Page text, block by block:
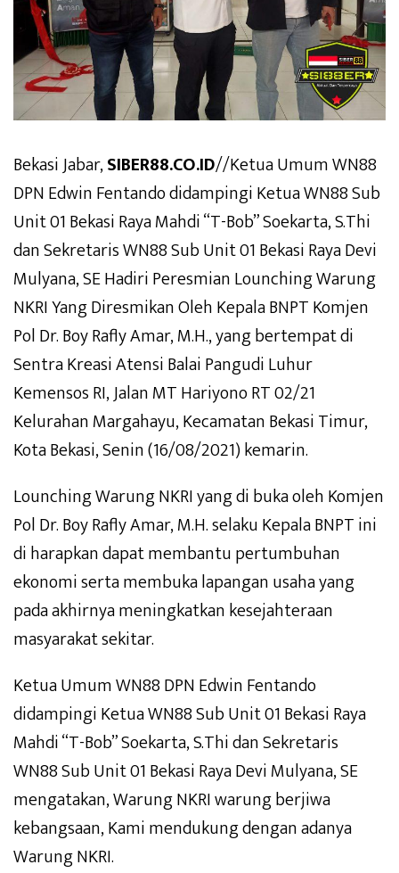
Bekasi Jabar,SIBER88.CO.ID//Ketua Umum WN88
DPN Edwin Fentando didampingi Ketua WN88 Sub
Unit 01 Bekasi Raya Mahdi “T-Bob” Soekarta, S.Thi
dan Sekretaris WN88 Sub Unit 01 Bekasi Raya Devi
Mulyana, SE Hadiri Peresmian Lounching Warung
NKRI Yang Diresmikan Oleh Kepala BNPT Komjen
Pol Dr. Boy Rafly Amar, M.H., yang bertempat di
Sentra Kreasi Atensi Balai Pangudi Luhur
Kemensos RI, Jalan MT Hariyono RT 02/21
Kelurahan Margahayu, Kecamatan Bekasi Timur,
Kota Bekasi, Senin (16/08/2021) kemarin.
Lounching Warung NKRI yang di buka oleh Komjen
Pol Dr. Boy Rafly Amar, M.H. selaku Kepala BNPT ini
di harapkan dapat membantu pertumbuhan
ekonomi serta membuka lapangan usaha yang
pada akhirnya meningkatkan kesejahteraan
masyarakat sekitar.
Ketua Umum WN88 DPN Edwin Fentando
didampingi Ketua WN88 Sub Unit 01 Bekasi Raya
Mahdi “T-Bob” Soekarta, S.Thi dan Sekretaris
WN88 Sub Unit 01 Bekasi Raya Devi Mulyana, SE
mengatakan, Warung NKRI warung berjiwa
kebangsaan, Kami mendukung dengan adanya
Warung NKRI.